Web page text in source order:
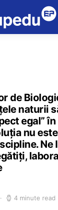
de
naturii
egal”
nu
Ne
4 minute read